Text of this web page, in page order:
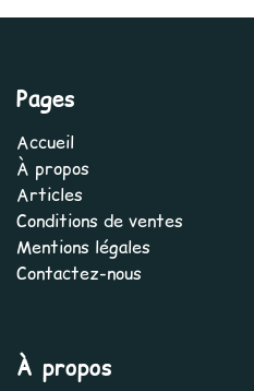
Pages
Accueil
À propos
Articles
Conditions de ventes
Mentions légales
Contactez-nous
À propos